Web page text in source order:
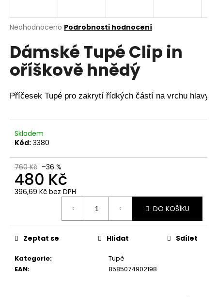
Průměrné
produktu
je
z
hvězdiček.
Neohodnoceno Podrobnosti hodnocení
Dámské Tupé Clip in
oříškově hnědý
Příčesek Tupé pro zakrytí řídkých částí na vrchu hlavy
Skladem
Kód: 3380
760 Kč –36 %
480 Kč
396,69 Kč bez DPH
DO KOŠÍKU
Kategorie:
Tupé
EAN: 8585074902198
Zeptat se Hlídat Sdílet
j
t
?
D
o
p
o
u
m
e